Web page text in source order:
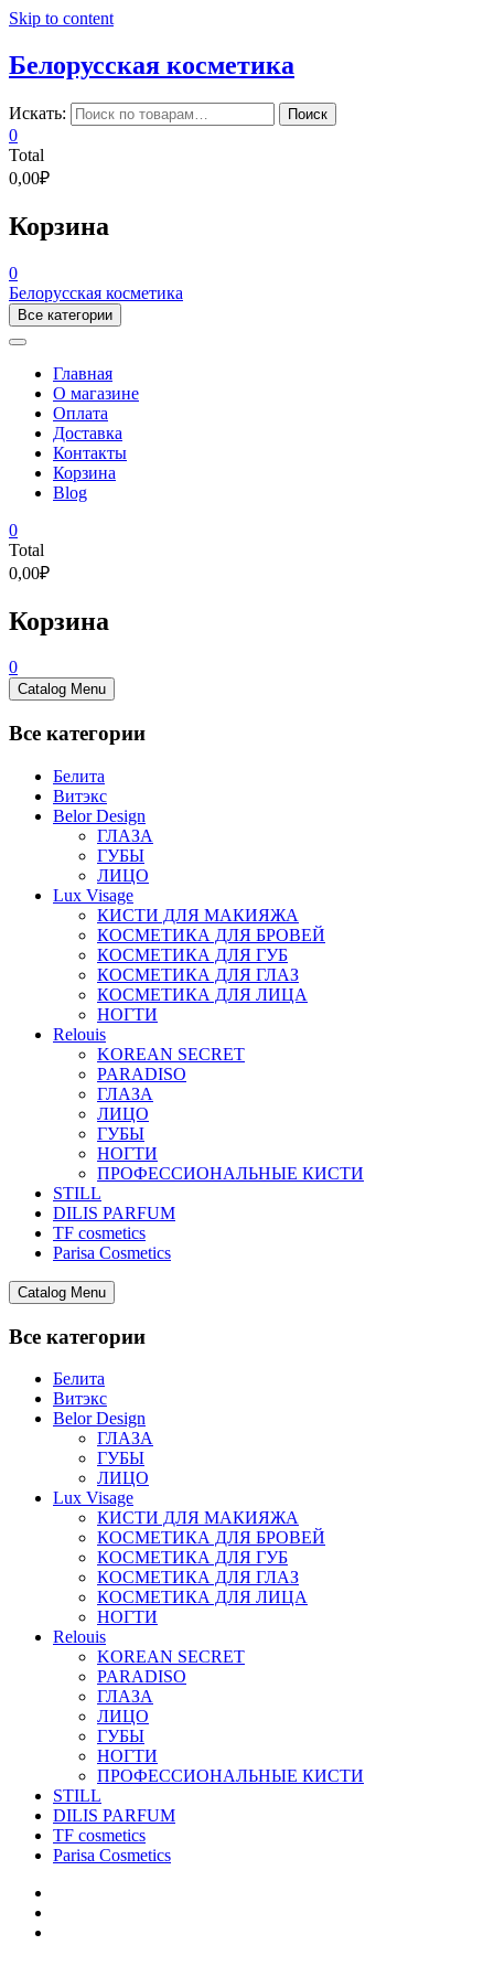
Skip to content
Белорусская косметика
Искать: Поиск
0
Total
0,00₽
Корзина
0
Белорусская косметика
Все категории
Главная
О магазине
Оплата
Доставка
Контакты
Корзина
Blog
0
Total
0,00₽
Корзина
0
Catalog Menu
Все категории
Белита
Витэкс
Belor Design
ГЛАЗА
ГУБЫ
ЛИЦО
Lux Visage
КИСТИ ДЛЯ МАКИЯЖА
КОСМЕТИКА ДЛЯ БРОВЕЙ
КОСМЕТИКА ДЛЯ ГУБ
КОСМЕТИКА ДЛЯ ГЛАЗ
КОСМЕТИКА ДЛЯ ЛИЦА
НОГТИ
Relouis
KOREAN SECRET
PARADISO
ГЛАЗА
ЛИЦО
ГУБЫ
НОГТИ
ПРОФЕССИОНАЛЬНЫЕ КИСТИ
STILL
DILIS PARFUM
TF cosmetics
Parisa Cosmetics
Catalog Menu
Все категории
Белита
Витэкс
Belor Design
ГЛАЗА
ГУБЫ
ЛИЦО
Lux Visage
КИСТИ ДЛЯ МАКИЯЖА
КОСМЕТИКА ДЛЯ БРОВЕЙ
КОСМЕТИКА ДЛЯ ГУБ
КОСМЕТИКА ДЛЯ ГЛАЗ
КОСМЕТИКА ДЛЯ ЛИЦА
НОГТИ
Relouis
KOREAN SECRET
PARADISO
ГЛАЗА
ЛИЦО
ГУБЫ
НОГТИ
ПРОФЕССИОНАЛЬНЫЕ КИСТИ
STILL
DILIS PARFUM
TF cosmetics
Parisa Cosmetics